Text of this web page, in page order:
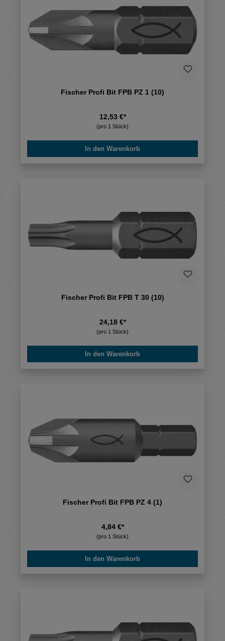
Fischer Profi Bit FPB PZ 1 (10)
12,53 €*
(pro 1 Stück)
In den Warenkorb
Fischer Profi Bit FPB T 30 (10)
24,18 €*
(pro 1 Stück)
In den Warenkorb
Fischer Profi Bit FPB PZ 4 (1)
4,84 €*
(pro 1 Stück)
In den Warenkorb